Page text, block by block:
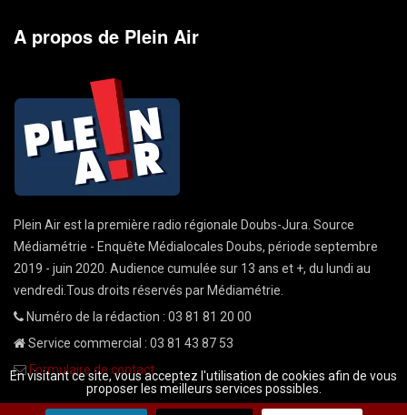
A propos de Plein Air
Plein Air est la première radio régionale Doubs-Jura. Source
Médiamétrie - Enquête Médialocales Doubs, période septembre
2019 - juin 2020. Audience cumulée sur 13 ans et +, du lundi au
vendredi.Tous droits réservés par Médiamétrie.
Numéro de la rédaction : 03 81 81 20 00
Service commercial : 03 81 43 87 53
Formulaire de contact
En visitant ce site, vous acceptez l'utilisation de cookies afin de vous
proposer les meilleurs services possibles.